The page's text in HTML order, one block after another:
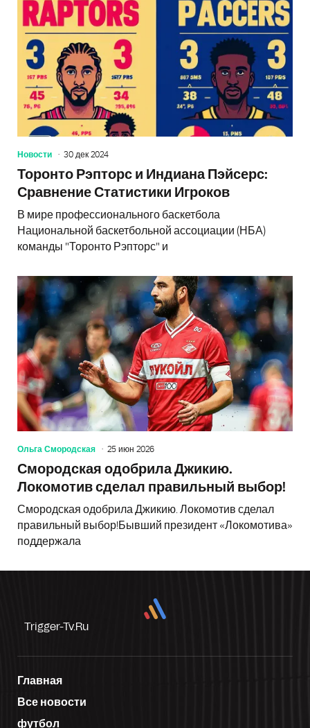
Новости 30 дек 2024
Торонто Рэпторс и Индиана Пэйсерс:
Сравнение Статистики Игроков
В мире профессионального баскетбола
Национальной баскетбольной ассоциации (НБА)
команды "Торонто Рэпторс" и
Ольга Смородская 25 июн 2026
Смородская одобрила Джикию.
Локомотив сделал правильный выбор!
Смородская одобрила Джикию. Локомотив сделал
правильный выбор!Бывший президент «Локомотива»
поддержала
Trigger-Tv.ru
Главная
Все новости
футбол